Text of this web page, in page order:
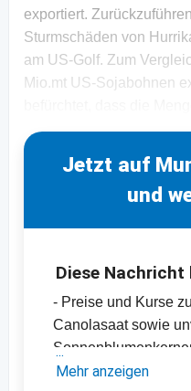
exportiert.
Sturmschäden von
am US-Golf. Zum
Mio.mt US-Sojabohnen
Jetzt auf
und
Diese
- Preise und Kurse
Canolasaat sowie
- Sojaschrot-,
Mehr anzeigen